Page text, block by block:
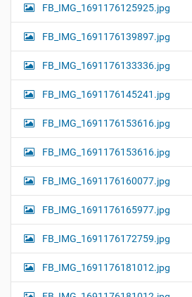
FB_IMG_1691176125925.jpg
FB_IMG_1691176139897.jpg
FB_IMG_1691176133336.jpg
FB_IMG_1691176145241.jpg
FB_IMG_1691176153616.jpg
FB_IMG_1691176153616.jpg
FB_IMG_1691176160077.jpg
FB_IMG_1691176165977.jpg
FB_IMG_1691176172759.jpg
FB_IMG_1691176181012.jpg